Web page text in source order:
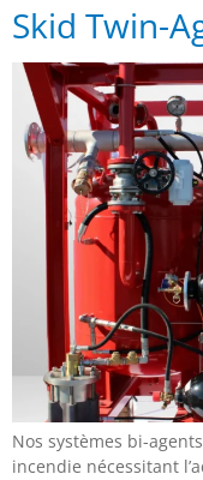
Skid Twin-
Nos systèmes bi-
incendie nécessitant